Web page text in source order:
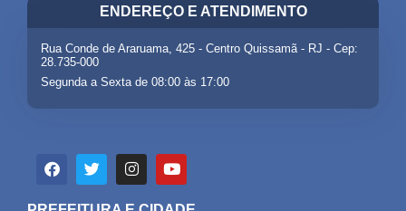
ENDEREÇO E ATENDIMENTO
Rua Conde de Araruama, 425 - Centro Quissamã - RJ - Cep:
28.735-000
Segunda a Sexta de 08:00 às 17:00